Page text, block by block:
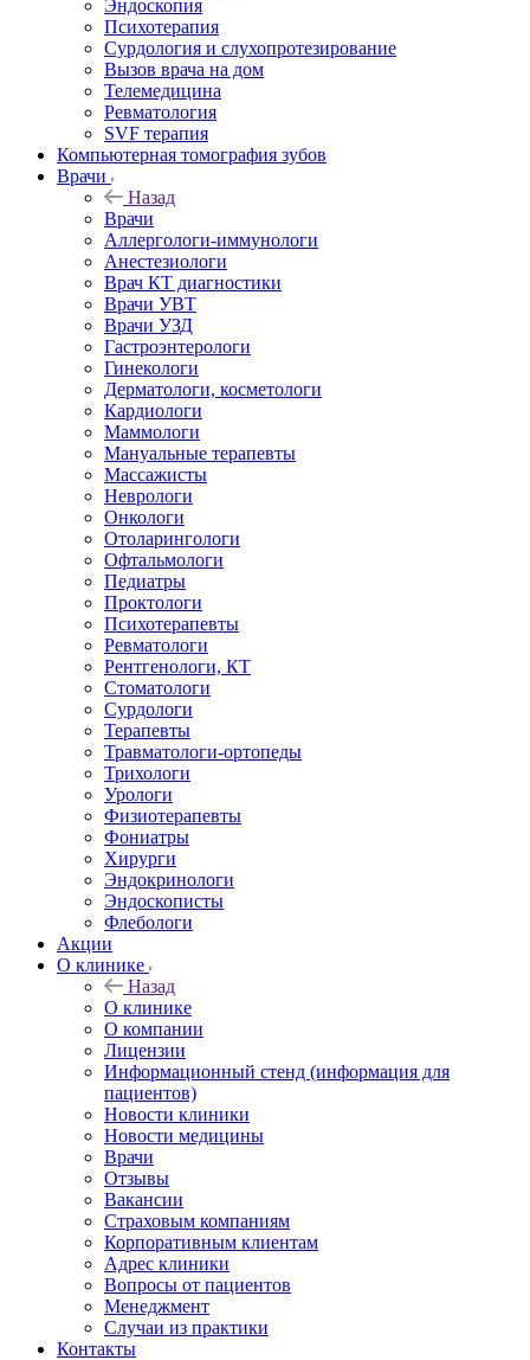
Эндоскопия
Психотерапия
Сурдология и слухопротезирование
Вызов врача на дом
Телемедицина
Ревматология
SVF терапия
Компьютерная томография зубов
Врачи
Назад
Врачи
Аллергологи-иммунологи
Анестезиологи
Врач КТ диагностики
Врачи УВТ
Врачи УЗД
Гастроэнтерологи
Гинекологи
Дерматологи, косметологи
Кардиологи
Маммологи
Мануальные терапевты
Массажисты
Неврологи
Онкологи
Отоларингологи
Офтальмологи
Педиатры
Проктологи
Психотерапевты
Ревматологи
Рентгенологи, КТ
Стоматологи
Сурдологи
Терапевты
Травматологи-ортопеды
Трихологи
Урологи
Физиотерапевты
Фониатры
Хирурги
Эндокринологи
Эндоскописты
Флебологи
Акции
О клинике
Назад
О клинике
О компании
Лицензии
Информационный стенд (информация для
пациентов)
Новости клиники
Новости медицины
Врачи
Отзывы
Вакансии
Страховым компаниям
Корпоративным клиентам
Адрес клиники
Вопросы от пациентов
Менеджмент
Случаи из практики
Контакты